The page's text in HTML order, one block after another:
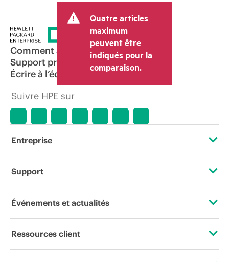
Quatre articles
maximum
peuvent être
indiqués pour la
comparaison.
Comment acheter
Support produit
Écrire à l’équipe commerciale
Suivre HPE sur
Entreprise
À propos de HPE
Responsabilité d’entreprise
Support
Services d’assistance opérationnelle (OSS)
Événements et actualités
Événements
Ressources client